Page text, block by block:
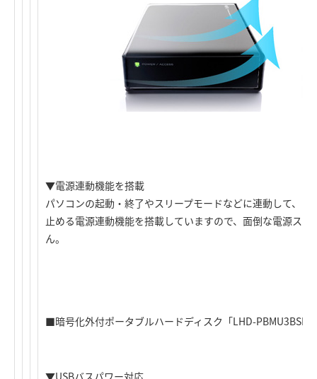
▼電源連動機能を搭載
パソコンの起動・終了やスリープモードなどに連動して、
止める電源連動機能を搭載していますので、面倒な電源ス
ん。
■暗号化外付ポータブルハードディスク「LHD-PBMU3BSM